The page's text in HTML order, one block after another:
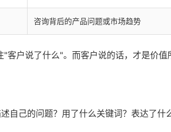
咨询背后的产品问题或市场趋势
户说了什么"。而客户说的话，才是价值
自己的问题？用了什么关键词？表达了什